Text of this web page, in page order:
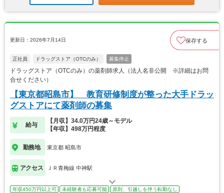
更新日：2026年7月14日 保存する
正社員 ドラッグストア（OTCのみ） 募集停止
ドラッグストア（OTCのみ）の薬剤師求人（法人名非公開 ※詳細はお問
合せください）
【東京都昭島市】 教育研修制度が整った大手ドラッ
グストアにて薬剤師の募集
給与
【月収】34.0万円24歳～モデル
【年収】498万円程度
勤務地 東京都 昭島市
アクセス ＪＲ青梅線 中神駅
年収450万円以上可 未経験者も応募可能
原則、引越しを伴う転勤なし